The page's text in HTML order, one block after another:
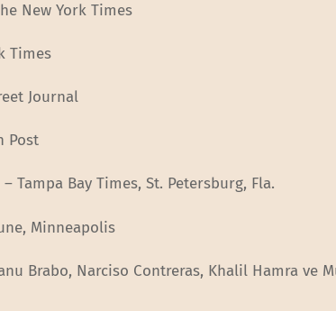
New York Times
Times
Journal
Post
Tampa Bay Times, St. Petersburg, Fla.
Minneapolis
Brabo, Narciso Contreras, Khalil Hamra ve